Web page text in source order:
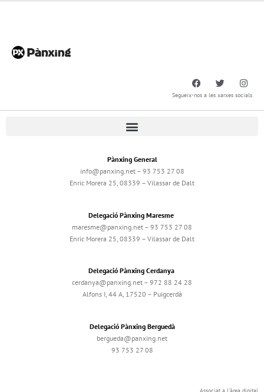
Segueix-nos a les xarxes socials
Pànxing General
info@panxing.net – 93 753 27 08
Enric Morera 25, 08339 – Vilassar de Dalt
Delegació Pànxing Maresme
maresme@panxing.net – 93 753 27 08
Enric Morera 25, 08339 – Vilassar de Dalt
Delegació Pànxing Cerdanya
cerdanya@panxing.net – 972 88 24 28
Alfons I, 44 A, 17520 – Puigcerdà
Delegació Pànxing Berguedà
bergueda@panxing.net
93 753 27 08